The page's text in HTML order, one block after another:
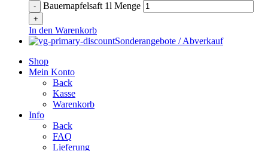
Bauernapfelsaft 1l Menge
In den Warenkorb
Sonderangebote / Abverkauf
Shop
Mein Konto
Back
Kasse
Warenkorb
Info
Back
FAQ
Lieferung